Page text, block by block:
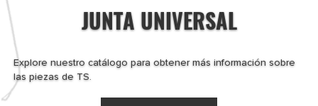
JUNTA UNIVERSAL
Explore nuestro catálogo para obtener más información sobre
las piezas de TS.